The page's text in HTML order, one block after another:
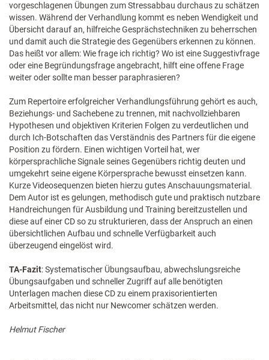
vorgeschlagenen Übungen zum Stressabbau durchaus zu schätzen
wissen. Während der Verhandlung kommt es neben Wendigkeit und
Übersicht darauf an, hilfreiche Gesprächstechniken zu beherrschen
und damit auch die Strategie des Gegenübers erkennen zu können.
Das heißt vor allem: Wie frage ich richtig? Wo ist eine Suggestivfrage
oder eine Begründungsfrage angebracht, hilft eine offene Frage
weiter oder sollte man besser paraphrasieren?
Zum Repertoire erfolgreicher Verhandlungsführung gehört es auch,
Beziehungs- und Sachebene zu trennen, mit nachvollziehbaren
Hypothesen und objektiven Kriterien Folgen zu verdeutlichen und
durch Ich-Botschaften das Verständnis des Partners für die eigene
Position zu fördern. Einen wichtigen Vorteil hat, wer
körpersprachliche Signale seines Gegenübers richtig deuten und
umgekehrt seine eigene Körpersprache bewusst einsetzen kann.
Kurze Videosequenzen bieten hierzu gutes Anschauungsmaterial.
Dem Autor ist es gelungen, methodisch gute und praktisch nutzbare
Handreichungen für Ausbildung und Training bereitzustellen und
diese auf einer CD so zu strukturieren, dass der Anspruch an einen
übersichtlichen Aufbau und schnelle Verfügbarkeit auch
überzeugend eingelöst wird.
TA-Fazit: Systematischer Übungsaufbau, abwechslungsreiche
Übungsaufgaben und schneller Zugriff auf alle benötigten
Unterlagen machen diese CD zu einem praxisorientierten
Arbeitsmittel, das nicht nur Newcomer schätzen werden.
Helmut Fischer